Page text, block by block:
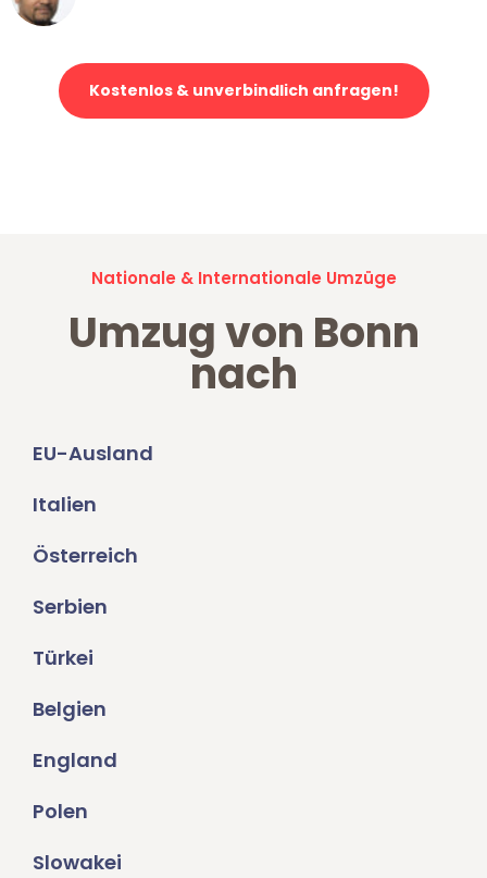
Kostenlos & unverbindlich anfragen!
Nationale & Internationale Umzüge
Umzug von Bonn
nach
EU-Ausland
Italien
Österreich
Serbien
Türkei
Belgien
England
Polen
Slowakei